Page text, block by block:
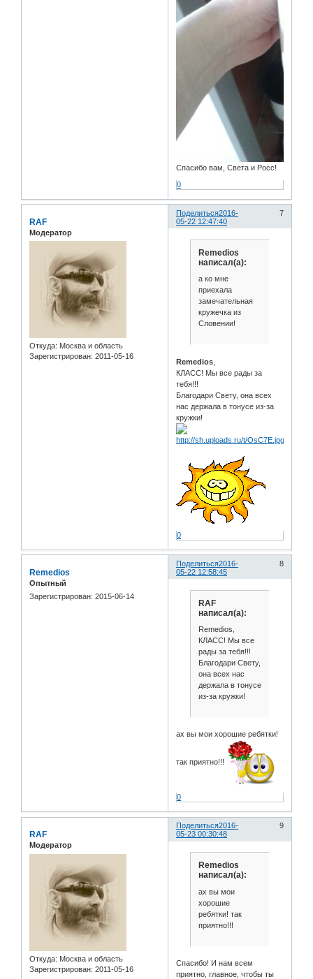
Спасибо вам, Света и Росс!
0
Поделиться 7
2016-
05-22 12:47:40
RAF
Модератор
Откуда: Москва и область
Зарегистрирован: 2011-05-16
Remedios
написал(а):
а ко мне
приехала
замечательная
кружечка из
Словении!
Remedios
КЛАСС! Мы все рады за
тебя!!!
Благодари Свету, она всех
нас держала в тонусе из-за
кружки!
0
Поделиться 8
2016-
05-22 12:58:45
Remedios
Опытный
Зарегистрирован: 2015-06-14
RAF
написал(а):
Remedios,
КЛАСС! Мы все
рады за тебя!!!
Благодари Свету,
она всех нас
держала в тонусе
из-за кружки!
ах вы мои хорошие ребятки!
так приятно!!!
0
Поделиться 9
2016-
05-23 00:30:48
RAF
Модератор
Откуда: Москва и область
Зарегистрирован: 2011-05-16
Remedios
написал(а):
ах вы мои
хорошие
ребятки! так
приятно!!!
Спасибо! И нам всем
приятно, главное, чтобы ты